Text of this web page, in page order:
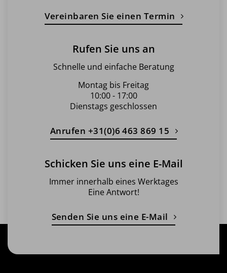
Vereinbaren Sie einen Termin
Rufen Sie uns an
Schnelle und einfache Beratung
Montag bis Freitag
10:00 - 17:00
Dienstags geschlossen
Anrufen +31(0)6 463 869 15
Schicken Sie uns eine E-Mail
Immer innerhalb eines Werktages
Eine Antwort!
Senden Sie uns eine E-Mail